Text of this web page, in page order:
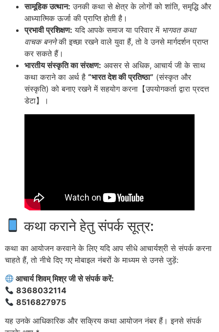
सामूहिक उत्थान: उनकी कथा से क्षेत्र के लोगों को शांति, समृद्धि और
आध्यात्मिक ऊर्जा की प्राप्ति होती है।
प्रभावी प्रशिक्षण: यदि आपके समाज या परिवार में भागवत कथा
वाचक बननेकी इच्छा रखने वाले युवा हैं, तो वे उनसे मार्गदर्शन प्राप्त
कर सकते हैं।
भारतीय संस्कृति का संरक्षण: अवसर से अधिक, आचार्य जी के साथ
कथा कराने का अर्थ है “भारत देश की प्रतिष्ठा” (संस्कृत और
संस्कृति) को बनाए रखने में सहयोग करना【उपयोगकर्ता द्वारा प्रदत्त
डेटा】।
कथा कराने हेतु संपर्क सूत्र:
कथा का आयोजन करवाने के लिए यदि आप सीधे आचार्यश्री से संपर्क करना
चाहते हैं, तो नीचे दिए गए मोबाइल नंबरों के माध्यम से उनसे जुड़ें:
आचार्य शिवम् मिश्र जी से संपर्क करें:
8368032114
8516827975
यह उनके आधिकारिक और सक्रिय कथा आयोजन नंबर हैं। इनसे संपर्क